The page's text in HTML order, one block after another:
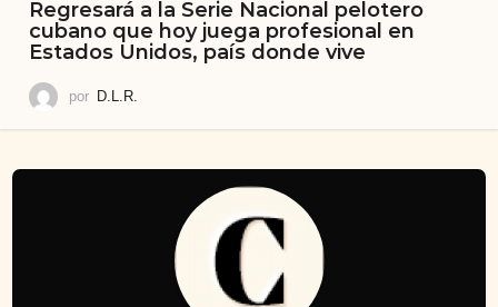
Regresará a la Serie Nacional pelotero
cubano que hoy juega profesional en
Estados Unidos, país donde vive
por D.L.R.